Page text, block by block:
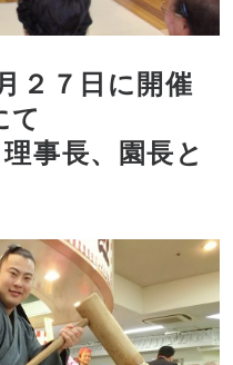
２７日に開催
て
事長、園長と